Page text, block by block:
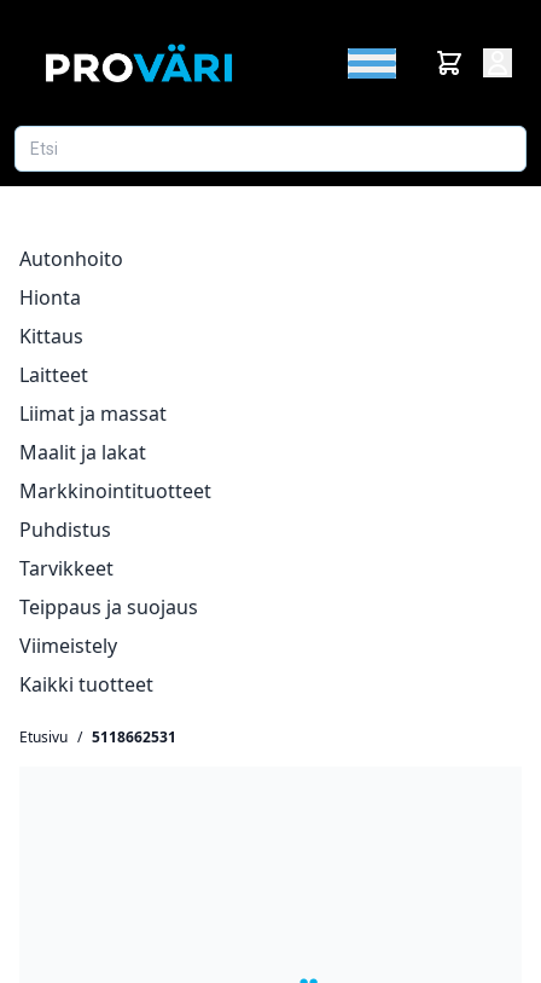
Autonhoito
Hionta
Kittaus
Laitteet
Liimat ja massat
Maalit ja lakat
Markkinointituotteet
Puhdistus
Tarvikkeet
Teippaus ja suojaus
Viimeistely
Kaikki tuotteet
Etusivu / 5118662531